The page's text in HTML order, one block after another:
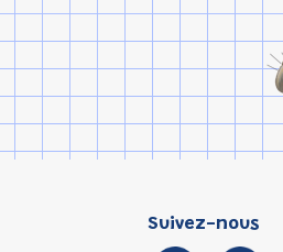
Suivez-nous